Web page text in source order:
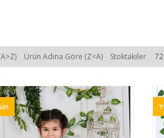
modasına uygun tasarımları internetten
yansıtan tasarımları çocuğunuzun
modelini sizde kurumsal adresten
siz de çocuğunuz için en güzel ürünlere
Yararlanın
Ürün Adına Göre (Z<A) Stoktakiler